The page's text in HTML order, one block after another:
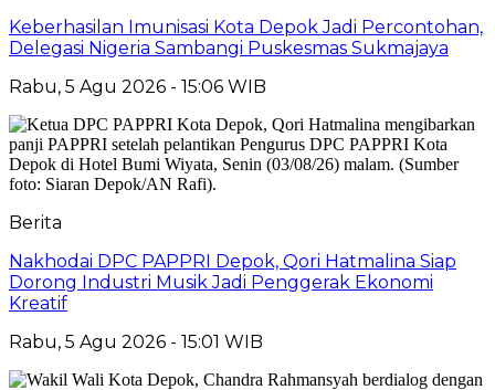
Keberhasilan Imunisasi Kota Depok Jadi Percontohan,
Delegasi Nigeria Sambangi Puskesmas Sukmajaya
Rabu, 5 Agu 2026 - 15:06 WIB
Berita
Nakhodai DPC PAPPRI Depok, Qori Hatmalina Siap
Dorong Industri Musik Jadi Penggerak Ekonomi
Kreatif
Rabu, 5 Agu 2026 - 15:01 WIB